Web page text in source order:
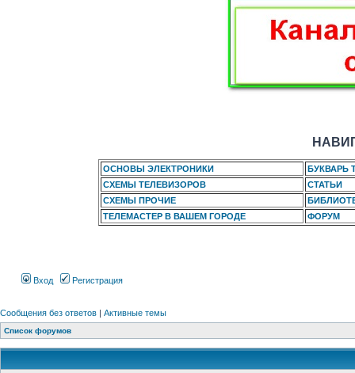
ОСНОВЫ ЭЛЕКТРОНИКИ
БУКВАРЬ
СХЕМЫ ТЕЛЕВИЗОРОВ
СТАТЬИ
СХЕМЫ ПРОЧИЕ
ТЕЛЕМАСТЕР В ВАШЕМ ГОРОДЕ
ФОРУМ
Вход Регистрация
Сообщения без ответов | Активные темы
Список форумов